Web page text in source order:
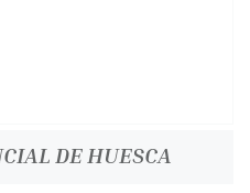
DE HUESCA